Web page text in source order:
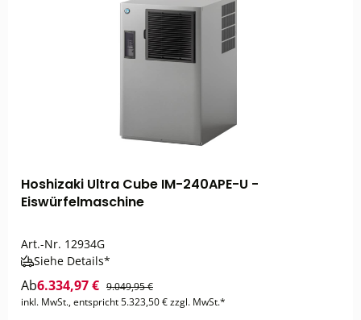
Hoshizaki Ultra Cube IM-240APE-U -
Eiswürfelmaschine
Art.-Nr. 12934G
Siehe Details*
Ab6.334,97 € 9.049,95 €
inkl. MwSt., entspricht 5.323,50 € zzgl. MwSt.*